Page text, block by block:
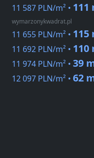
11 587 PLN/m² • 111
wymarzonykwadrat.pl
11 655 PLN/m² • 115
11 692 PLN/m² • 110
11 974 PLN/m² • 39
12 097 PLN/m² • 62